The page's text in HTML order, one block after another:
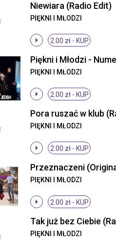
Niewiara (Radio Edit)
PIĘKNI I MŁODZI
2.00 zł - KUP
PIĘKNI I MŁODZI
2.00 zł - KUP
PIĘKNI I MŁODZI
2.00 zł - KUP
PIĘKNI I MŁODZI
2.00 zł - KUP
PIĘKNI I MŁODZI